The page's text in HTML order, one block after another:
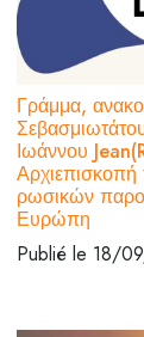
Γράμμα,
Ιωάννου
ρωσικών
Ευρώπη
Publié le 18/